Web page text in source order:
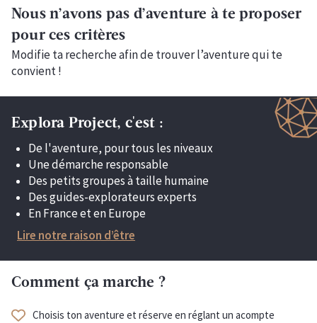
Nous n’avons pas d’aventure à te proposer
pour ces critères
Modifie ta recherche afin de trouver l’aventure qui te
convient !
Explora Project, c'est :
De l'aventure, pour tous les niveaux
Une démarche responsable
Des petits groupes à taille humaine
Des guides-explorateurs experts
En France et en Europe
Lire notre raison d’être
Comment ça marche ?
Choisis ton aventure et réserve en réglant un acompte